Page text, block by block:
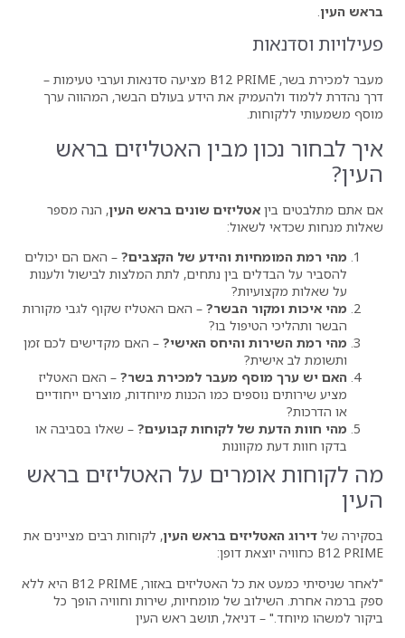
מעבר למכירת בשר, B12 PRIME מציעה סדנאות וערבי טעימות –
את הידע בעולם הבשר, המהווה ערך
מבין האטליזים בראש
אטליזים שונים בראש העין, הנה מספר
והידע של הקצבים?– האם הם יכולים
בין נתחים, לתת המלצות לבישול ולענות
הבשר? – האם האטליז שקוף לגבי מקורות
והיחס האישי?– האם מקדישים לכם זמן
מעבר למכירת בשר?– האם האטליז
כמו הכנות מיוחדות, מוצרים ייחודיים
של לקוחות קבועים?– שאלו בסביבה או
על האטליזים בראש
בראש העין, לקוחות רבים מציינים את
"לאחר שניסיתי כמעט את כל האטליזים באזור, B12 PRIME היא ללא
של מומחיות, שירות וחוויה הופך כל
דניאל, תושב ראש העין